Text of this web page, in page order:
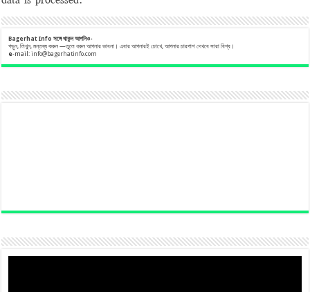
Bagerhat Info সঙ্গেথাকুনআপনিও-
পড়ুন, লিখুন, মন্তব্য করুন —তুলে ধরুন আপনার ভাবনা। এবার আপনারই চোখে, আপনার চারপাশ দেখবে সারা বিশ্ব।
e-mail:info@bagerhatinfo.com